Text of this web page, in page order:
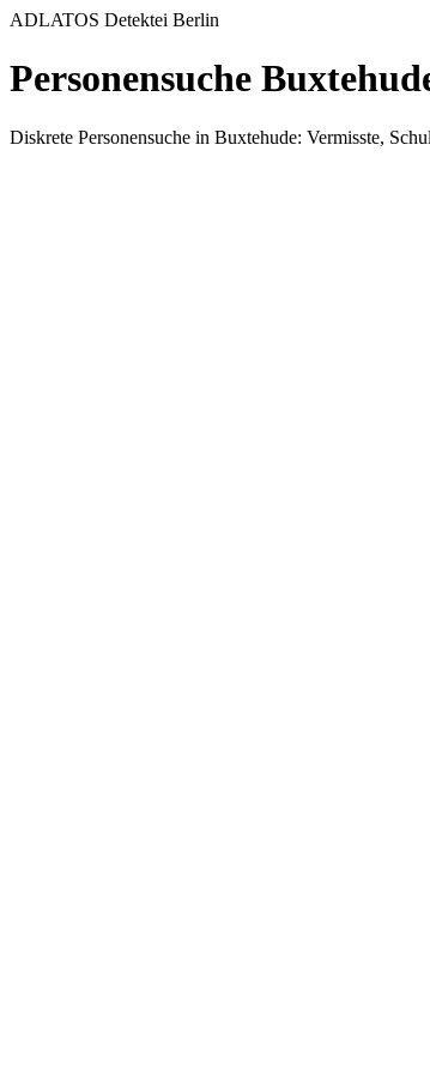
ADLATOS Detektei Berlin
Personensuche
Diskrete Personensuche in Buxtehude: Vermisste,